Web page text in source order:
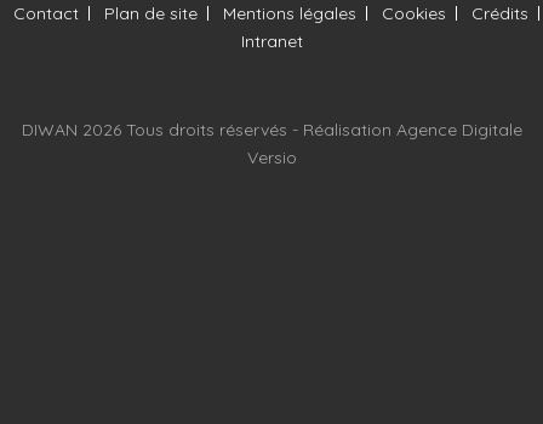
Contact Plan de site Mentions légales Cookies
Crédits
Intranet
DIWAN 2026 Tous droits réservés - Réalisation Agence Digitale
Versio